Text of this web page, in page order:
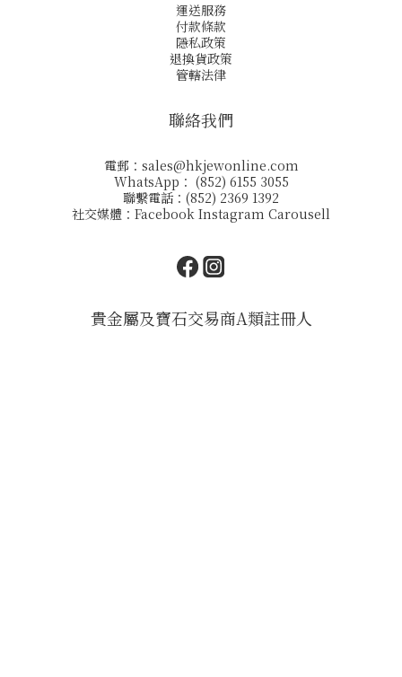
運送服務
付款條款
隱私政策
退換貨政策
管轄法律
聯絡我們
電郵： sales@hkjewonline.com
WhatsApp： (852) 6155 3055
聯繫電話：(852) 2369 1392
社交媒體： Facebook Instagram Carousell
貴金屬及寶石交易商A類註冊人